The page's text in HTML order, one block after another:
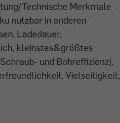
Technische Merkmale
nutzbar in anderen
Ladedauer,
kleinstes&größtes
und Bohreffizienz),
Vielseitigkeit,